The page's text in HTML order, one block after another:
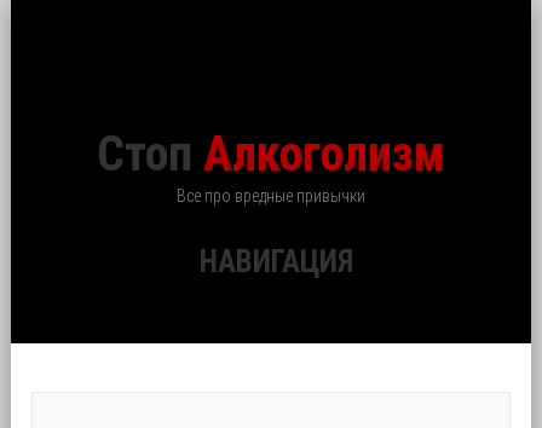
Стоп Алкоголизм
Все про вредные привычки
НАВИГАЦИЯ